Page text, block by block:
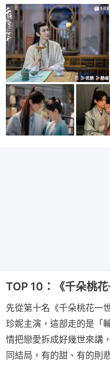
TOP 10：《千朵桃花
先從第十名《千朵桃花一
珍妮主演，這部走的是「
情把戀愛拆成好幾世來講
同結局，有的甜、有的則